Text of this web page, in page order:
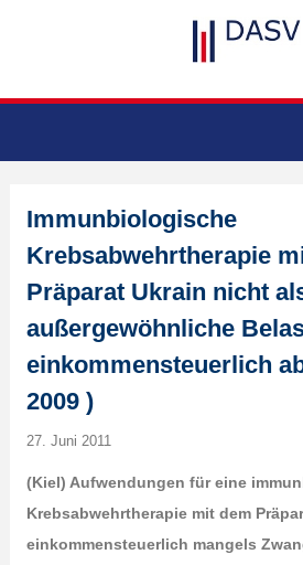
Immunbiologische
Krebsabwehrtherapie
Präparat Ukrain nicht
außergewöhnliche
einkommensteuerlich
2009 )
27. Juni 2011
(Kiel) Aufwendungen für eine
Krebsabwehrtherapie mit dem
einkommensteuerlich mangels